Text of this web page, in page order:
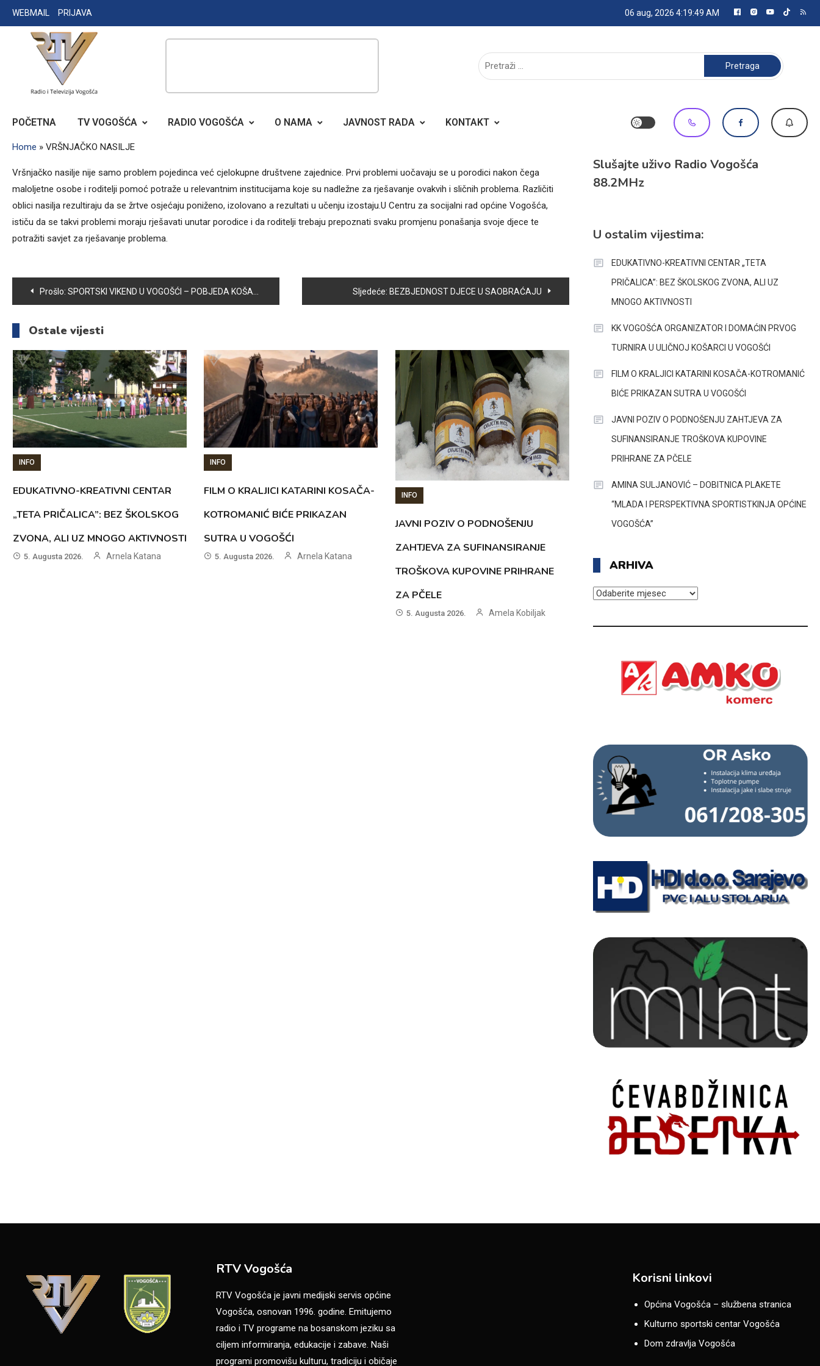
Skip
to
WEBMAIL PRIJAVA 06 aug, 2026 4:19:49 AM
RADIO TELEVIZIJA VOGOŠĆA
Pretraga:
POČETNA TV VOGOŠĆA RADIO VOGOŠĆA O NAMA JAVNOST RADA KONTAKT
Home » VRŠNJAČKO NASILJE
Vršnjačko nasilje nije samo problem pojedinca već cjelokupne društvene zajednice. Prvi problemi uočavaju se u porodici nakon čega
maloljetne osobe i roditelji pomoć potraže u relevantnim institucijama koje su nadležne za rješavanje ovakvih i sličnih problema. Različiti
oblici nasilja rezultiraju da se žrtve osjećaju poniženo, izolovano a rezultati u učenju izostaju.U Centru za socijalni rad općine Vogošća,
ističu da se takvi problemi moraju rješavati unutar porodice i da roditelji trebaju prepoznati svaku promjenu ponašanja svoje djece te
potražiti savjet za rješavanje problema.
Navigacija
članaka
Prošlo: SPORTSKI VIKEND U VOGOŠĆI – POBJEDA KOŠARKAŠA I PORAZI MLADIH RUKOMETAŠA I ODBOJKAŠICA VOGOŠĆE Sljedeće: BEZBJEDNOST DJECE U SAOBRAĆAJU
Ostale vijesti
INFO
EDUKATIVNO-KREATIVNI CENTAR
„TETA PRIČALICA”: BEZ ŠKOLSKOG
ZVONA, ALI UZ MNOGO AKTIVNOSTI
5. Augusta 2026. Arnela Katana
INFO
FILM O KRALJICI KATARINI KOSAČA-
KOTROMANIĆ BIĆE PRIKAZAN
SUTRA U VOGOŠĆI
5. Augusta 2026. Arnela Katana
INFO
JAVNI POZIV O PODNOŠENJU
ZAHTJEVA ZA SUFINANSIRANJE
TROŠKOVA KUPOVINE PRIHRANE
ZA PČELE
5. Augusta 2026. Amela Kobiljak
Slušajte uživo Radio Vogošća
88.2MHz
U ostalim vijestima:
EDUKATIVNO-KREATIVNI CENTAR „TETA
PRIČALICA”: BEZ ŠKOLSKOG ZVONA, ALI UZ
MNOGO AKTIVNOSTI
KK VOGOŠĆA ORGANIZATOR I DOMAĆIN PRVOG
TURNIRA U ULIČNOJ KOŠARCI U VOGOŠĆI
FILM O KRALJICI KATARINI KOSAČA-KOTROMANIĆ
BIĆE PRIKAZAN SUTRA U VOGOŠĆI
JAVNI POZIV O PODNOŠENJU ZAHTJEVA ZA
SUFINANSIRANJE TROŠKOVA KUPOVINE
PRIHRANE ZA PČELE
AMINA SULJANOVIĆ – DOBITNICA PLAKETE
“MLADA I PERSPEKTIVNA SPORTISTKINJA OPĆINE
VOGOŠĆA”
ARHIVA
ARHIVA
RTV Vogošća
RTV Vogošća je javni medijski servis općine
Vogošća, osnovan 1996. godine. Emitujemo
radio i TV programe na bosanskom jeziku sa
ciljem informiranja, edukacije i zabave. Naši
programi promovišu kulturu, tradiciju i običaje
Korisni linkovi
Općina Vogošća – službena stranica
Kulturno sportski centar Vogošća
Dom zdravlja Vogošća